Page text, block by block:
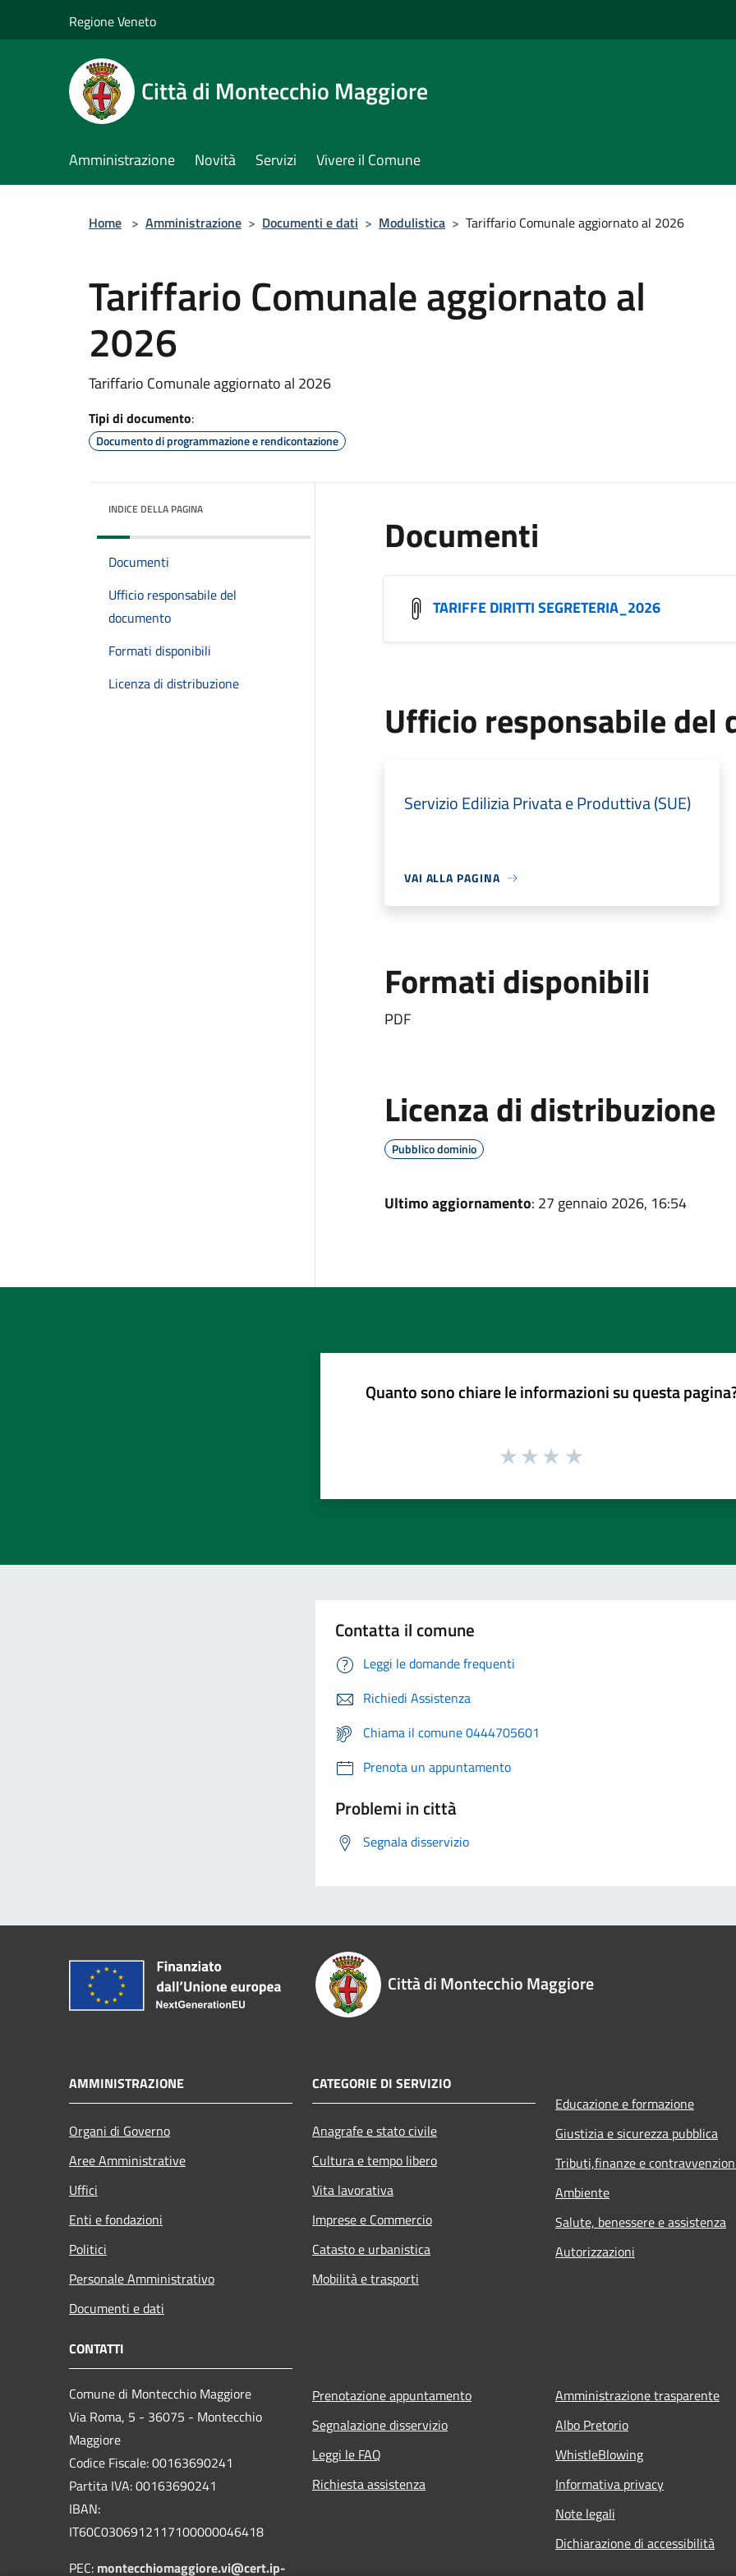
Regione Veneto
Città di Montecchio Maggiore
Amministrazione Novità Servizi Vivere il Comune
Home > Amministrazione > Documenti e dati > Modulistica > Tariffario Comunale aggiornato al 2026
Tariffario Comunale aggiornato al
2026
Tariffario Comunale aggiornato al 2026
Tipi di documento:
Documento di programmazione e rendicontazione
INDICE DELLA PAGINA
Documenti
Ufficio responsabile del
documento
Formati disponibili
Licenza di distribuzione
Documenti
TARIFFE DIRITTI SEGRETERIA_2026
Ufficio responsabile del
Servizio Edilizia Privata e Produttiva (SUE)
VAI ALLA PAGINA
Formati disponibili
PDF
Licenza di distribuzione
Pubblico dominio
Ultimo aggiornamento: 27 gennaio 2026, 16:54
Quanto sono chiare le informazioni su questa
Contatta il comune
Leggi le domande frequenti
Richiedi Assistenza
Chiama il comune 0444705601
Prenota un appuntamento
Problemi in città
Segnala disservizio
Città di Montecchio Maggiore
AMMINISTRAZIONE
Organi di Governo
Aree Amministrative
Uffici
Enti e fondazioni
Politici
Personale Amministrativo
Documenti e dati
CATEGORIE DI SERVIZIO
Anagrafe e stato civile
Cultura e tempo libero
Vita lavorativa
Imprese e Commercio
Catasto e urbanistica
Mobilità e trasporti
Educazione e formazione
Giustizia e sicurezza pubblica
Tributi,finanze e
Ambiente
Salute, benessere e assistenza
Autorizzazioni
CONTATTI
Comune di Montecchio Maggiore
Via Roma, 5 - 36075 - Montecchio
Maggiore
Codice Fiscale: 00163690241
Partita IVA: 00163690241
IBAN:
IT60C0306912117100000046418
PEC: montecchiomaggiore.vi@cert.ip-
Prenotazione appuntamento
Segnalazione disservizio
Leggi le FAQ
Richiesta assistenza
Amministrazione trasparente
Albo Pretorio
WhistleBlowing
Informativa privacy
Note legali
Dichiarazione di accessibilità